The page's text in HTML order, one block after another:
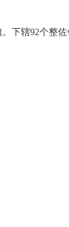
下辖92个整佐